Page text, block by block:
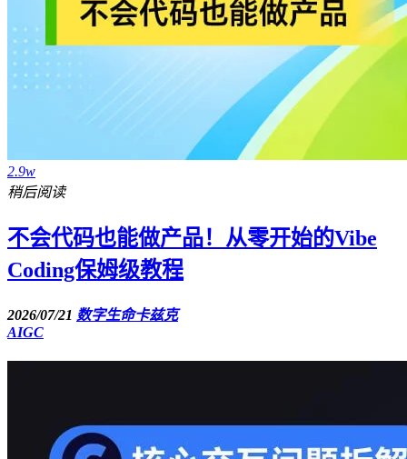
2.9w
稍后阅读
不会代码也能做产品！从零开始的Vibe
Coding保姆级教程
2026/07/21 数字生命卡兹克
AIGC